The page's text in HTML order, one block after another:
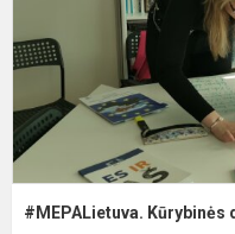
#MEPALietuva. Kūrybinės